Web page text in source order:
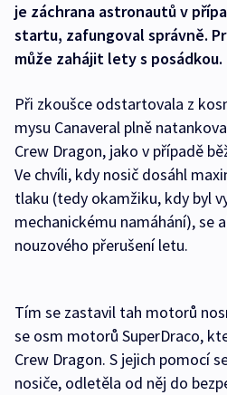
je záchrana astronautů v
startu, zafungoval správně.
může zahájit lety s posádkou.
Při zkoušce odstartovala z
mysu Canaveral plně
Crew Dragon, jako v případě
Ve chvíli, kdy nosič dosáhl
tlaku (tedy okamžiku, kdy byl
mechanickému namáhání), se
nouzového přerušení letu.
Tím se zastavil tah motorů
se osm motorů SuperDraco,
Crew Dragon. S jejich pomocí
nosiče, odletěla od něj do